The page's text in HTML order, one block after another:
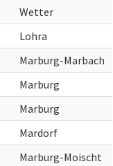
Wetter
Lohra
Marburg-Marbach
Marburg
Marburg
Mardorf
Marburg-Moischt